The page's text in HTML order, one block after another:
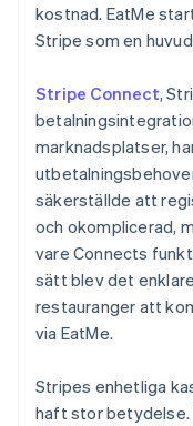
kostnad. EatMe
Stripe som en
Stripe Connect,
marknadsplatser,
säkerställde att
och okomplicerad,
vare Connects
sätt blev det
restauranger att
via EatMe.
Stripes enhetliga
haft stor betydelse.